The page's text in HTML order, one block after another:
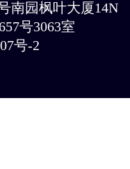
南园枫叶大厦14N
号3063室
号-2